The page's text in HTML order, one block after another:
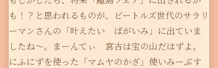
も！？と思われるものが、ビートルズ世代のサラリ
ーマンさんの「叶えたい ばがいみ」に出ていま
したね〜。まーんてぃ 宮古は宝の山だはずよ。
にふにずを使った「マムヤのかざ」使いみーぶす